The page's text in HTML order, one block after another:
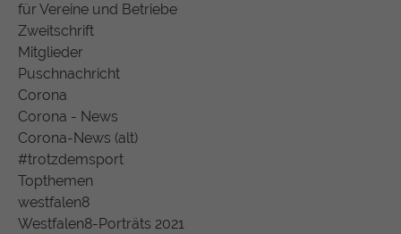
für Vereine und Betriebe
Zweitschrift
Mitglieder
Puschnachricht
Corona
Corona - News
Corona-News (alt)
#trotzdemsport
Topthemen
westfalen8
Westfalen8-Porträts 2021